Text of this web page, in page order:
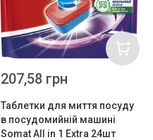
Таблетки для миття посуду
в посудомийній машині
Somat All in 1 Extra 24шт
207,58 грн